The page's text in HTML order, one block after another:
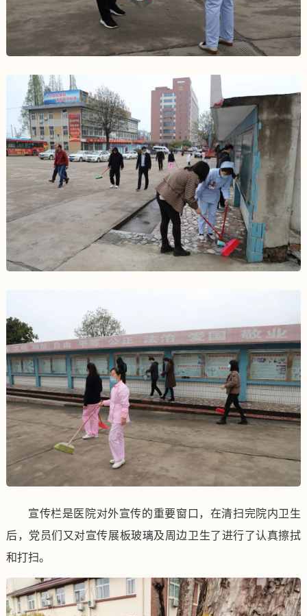
宣传栏是医院对外宣传的重要窗口，在清扫完院内卫生
后，党员们又对宣传展板玻璃及周边卫生了进行了认真擦拭
和打扫。